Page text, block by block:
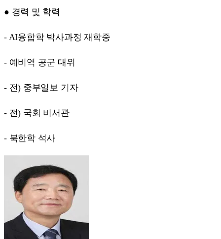
● 경력 및 학력
- AI융합학 박사과정 재학중
- 예비역 공군 대위
- 전) 중부일보 기자
- 전) 국회 비서관
- 북한학 석사